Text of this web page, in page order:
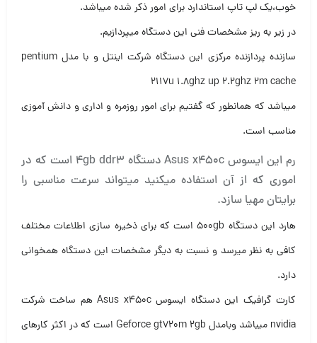
خوب،یک لپ تاپ استاندارد برای امور ذکر شده میباشد.
در زیر به ریز مشخصات فنی این دستگاه میپردازیم.
سازنده پردازنده مرکزی این دستگاه شرکت اینتل و با مدل pentium
2117u 1.8ghz up 2.2ghz 2m cache
میباشد که همانطور که گفتیم برای امور روزمره و اداری و دانش آموزی
مناسب است.
رم این ایسوس Asus x450c دستگاه ۴gb ddr3 است که در
اموری که از آن استفاده میکنید میتواند سرعت مناسبی را
برایتان مهیا سازد.
هارد این دستگاه ۵۰۰gb است که برای ذخیره سازی اطلاعات مختلف
کافی به نظر میرسد و نسبت به دیگر مشخصات این دستگاه همخوانی
دارد.
کارت گرافیک این دستگاه ایسوس Asus x450c هم ساخت شرکت
nvidia میباشد وبامدل Geforce gt720m 2gb است که در اکثر کارهای